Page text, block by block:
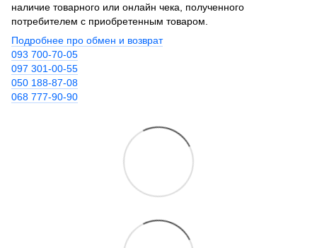
наличие товарного или онлайн чека, полученного
потребителем с приобретенным товаром.
Подробнее про обмен и возврат
093 700-70-05
097 301-00-55
050 188-87-08
068 777-90-90